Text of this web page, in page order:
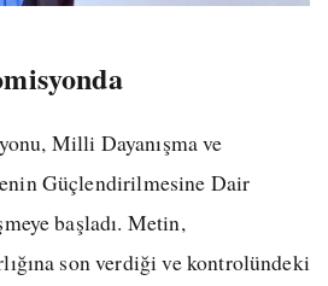
Milli Dayanışma ve
Güçlendirilmesine Dair
başladı. Metin,
son verdiği ve kontrolündeki